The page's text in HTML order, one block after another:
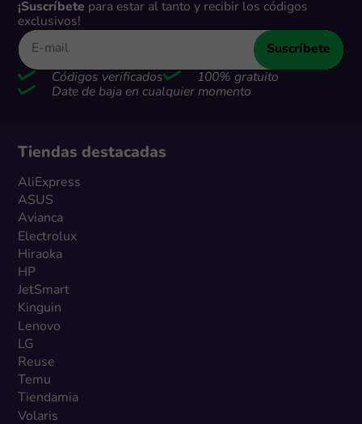
¡Suscríbete para estar al tanto y recibir los códigos
exclusivos!
Suscríbete
Códigos verificados
100% gratuito
Date de baja en cualquier momento
Tiendas destacadas
AliExpress
ASUS
Avianca
Electrolux
Hiraoka
HP
JetSmart
Kinguin
Lenovo
LG
Reuse
Temu
Tiendamia
Volaris